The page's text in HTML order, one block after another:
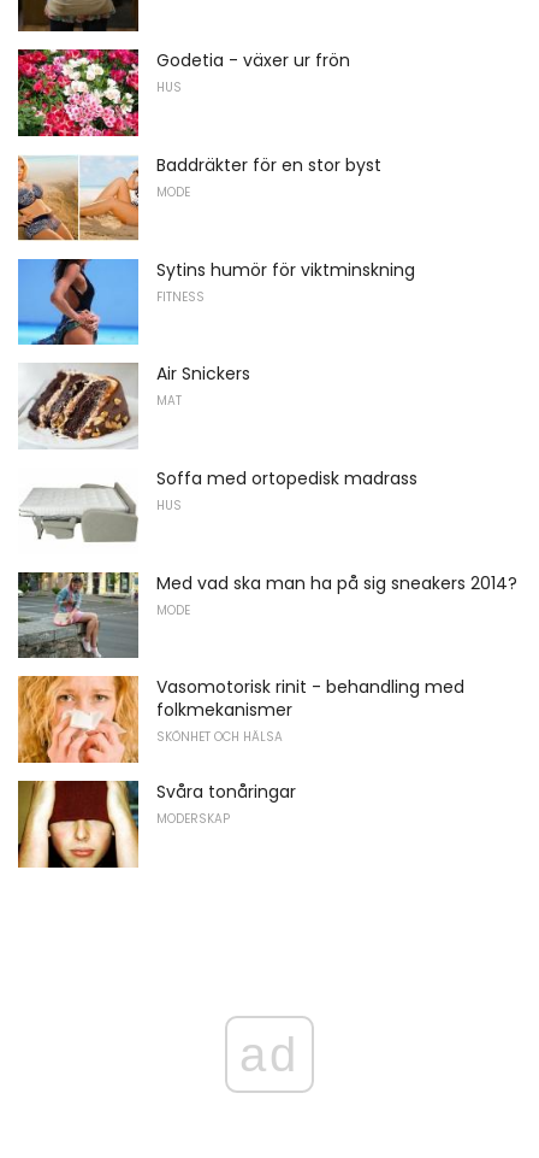
Godetia - växer ur frön
HUS
Baddräkter för en stor byst
MODE
Sytins humör för viktminskning
FITNESS
Air Snickers
MAT
Soffa med ortopedisk madrass
HUS
Med vad ska man ha på sig sneakers 2014?
MODE
Vasomotorisk rinit - behandling med
folkmekanismer
SKÖNHET OCH HÄLSA
Svåra tonåringar
MODERSKAP
ad